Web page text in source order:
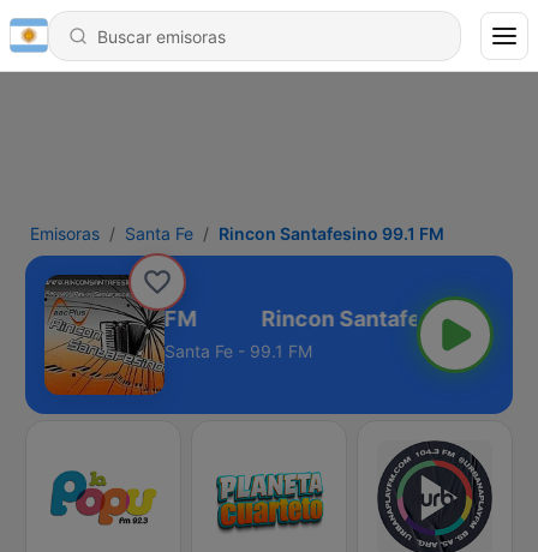
Emisoras Santa Fe Rincon Santafesino 99.1 FM
99.1 FM
Santa Fe - 99.1 FM